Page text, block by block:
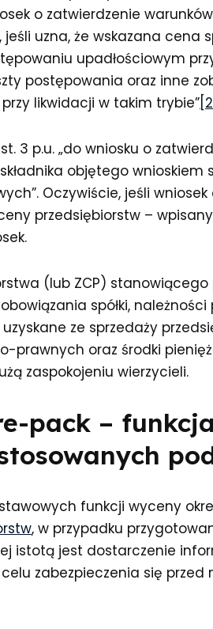
o zatwierdzenie
uzna, że wskazana cena
upadłościowym
postępowania oraz inne
likwidacji w takim trybie” [2]
3 p.u. „do wniosku o
objętego wnioskiem
Oczywiście, jeśli
przedsiębiorstw –
(lub ZCP)
spółki,
uzyskane ze sprzedaży
prawnych oraz środki
zaspokojeniu wierzycieli.
pack –
funkcji wyceny
, w przypadku
istotą jest dostarczenie
zabezpieczenia się